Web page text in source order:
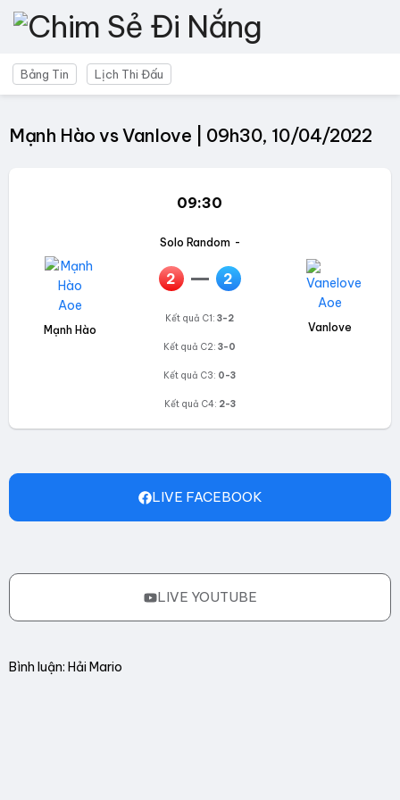
Bảng Tin Lịch Thi Đấu
Mạnh Hào vs Vanlove | 09h30, 10/04/2022
Mạnh Hào
09:30
Solo Random -
2 2
Kết quả C1:3-2
Kết quả C2:3-0
Kết quả C3: 0-3
Kết quả C4: 2-3
Vanlove
LIVE FACEBOOK
LIVE YOUTUBE
Bình luận: Hải Mario